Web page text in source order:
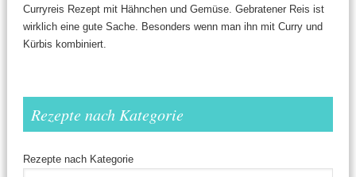
Curryreis Rezept mit Hähnchen und Gemüse. Gebratener Reis ist
wirklich eine gute Sache. Besonders wenn man ihn mit Curry und
Kürbis kombiniert.
Rezepte nach Kategorie
Rezepte nach Kategorie